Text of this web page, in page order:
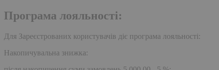
Програма лояльності:
Для Зареєстрованих користувачів діє програма лояльності:
Накопичувальна знижка: